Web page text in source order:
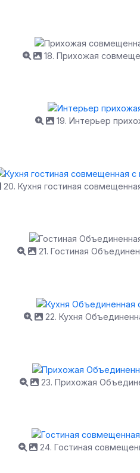
18. Прихожая
19. Интерьер
20. Кухня гостиная
21. Гостиная
22. Кухня
23. Прихожая
24. Гостиная